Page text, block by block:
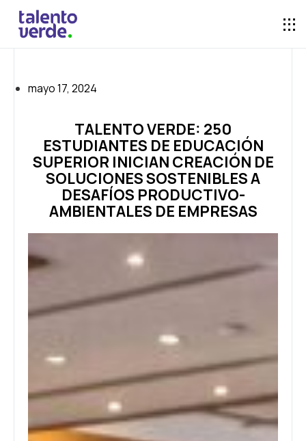
mayo 17, 2024
TALENTO VERDE: 250
ESTUDIANTES DE EDUCACIÓN
SUPERIOR INICIAN CREACIÓN DE
SOLUCIONES SOSTENIBLES A
DESAFÍOS PRODUCTIVO-
AMBIENTALES DE EMPRESAS